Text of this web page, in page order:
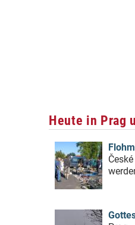
Heute in Prag